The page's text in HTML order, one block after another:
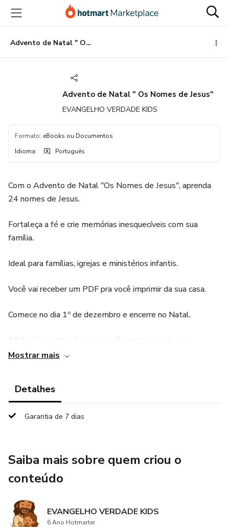
para
conteúdo
principal
para
pagamento
para
rodapé
Advento de Natal " Os Nomes de Jesus"
Advento de Natal " Os Nomes de Jesus"
EVANGELHO VERDADE KIDS
Formato: eBooks ou Documentos
Idioma: Português
Com o Advento de Natal "Os Nomes de Jesus", aprenda
24 nomes de Jesus.
Fortaleça a fé e crie memórias inesquecíveis com sua
família.
Ideal para famílias, igrejas e ministérios infantis.
Você vai receber um PDF pra você imprimir da sua casa.
Comece no dia 1º de dezembro e encerre no Natal.
* 24 páginas de cubos pra você montar e cada cubo
contém:
- Nome de Jesus
- Oração
- Atividades
* No PDF tem todas as orientações das atividades,
desenhos para colorir, mural da gratidão, sugestão de
Mostrar mais
Detalhes
Garantia de 7 dias
Saiba mais sobre quem criou o
conteúdo
EVANGELHO VERDADE KIDS
6 Ano Hotmarter